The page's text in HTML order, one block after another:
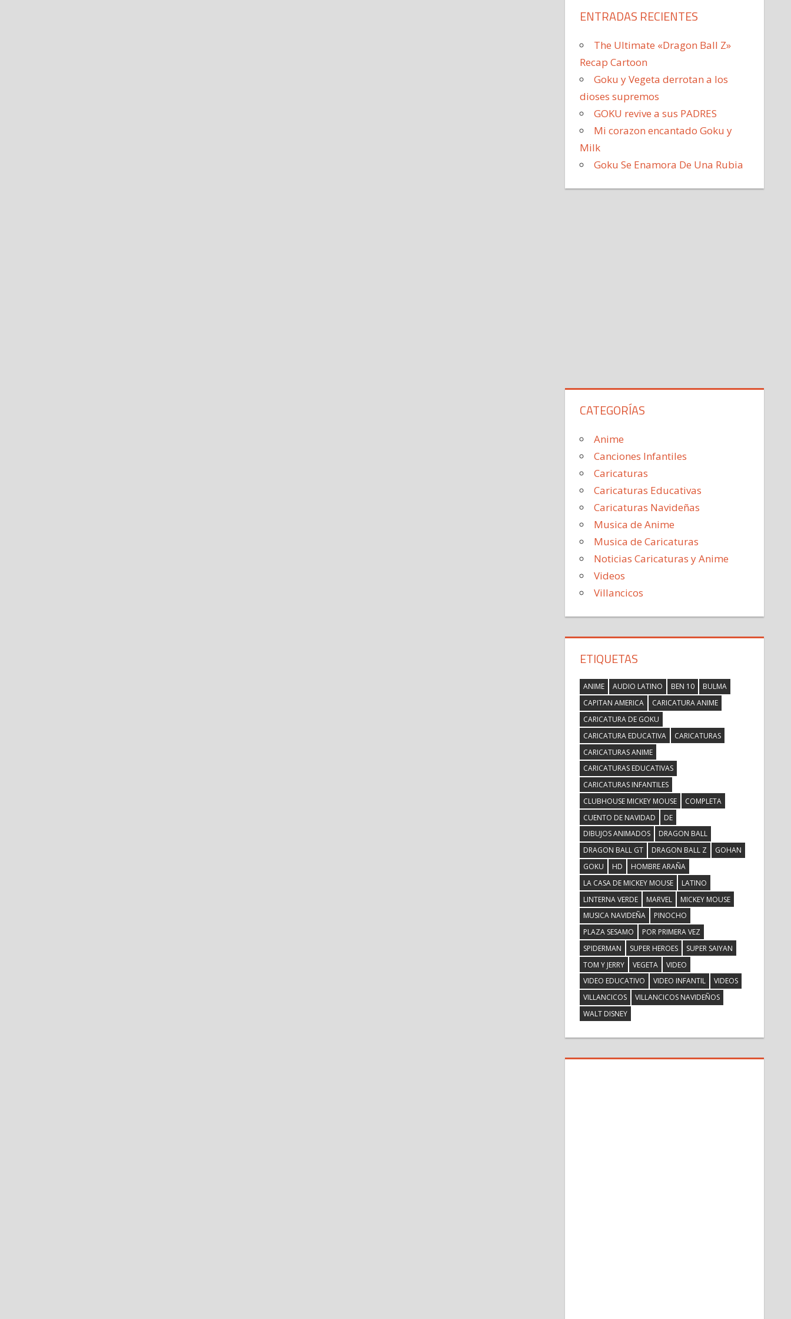
ENTRADAS RECIENTES
The Ultimate «Dragon Ball Z»
Recap Cartoon
Goku y Vegeta derrotan a los
dioses supremos
GOKU revive a sus PADRES
Mi corazon encantado Goku y
Milk
Goku Se Enamora De Una Rubia
CATEGORÍAS
Anime
Canciones Infantiles
Caricaturas
Caricaturas Educativas
Caricaturas Navideñas
Musica de Anime
Musica de Caricaturas
Noticias Caricaturas y Anime
Videos
Villancicos
ETIQUETAS
ANIME AUDIO LATINO BEN 10
BULMA
CAPITAN AMERICA
CARICATURA ANIME
CARICATURA DE GOKU
CARICATURA EDUCATIVA
CARICATURAS
CARICATURAS ANIME
CARICATURAS EDUCATIVAS
CARICATURAS INFANTILES
CLUBHOUSE MICKEY MOUSE
COMPLETA
CUENTO DE NAVIDAD
DE
DIBUJOS ANIMADOS
DRAGON BALL
DRAGON BALL GT
DRAGON BALL Z
GOHAN
GOKU
HD
HOMBRE ARAÑA
LA CASA DE MICKEY MOUSE
LATINO
LINTERNA VERDE
MARVEL
MICKEY MOUSE
MUSICA NAVIDEÑA
PINOCHO
PLAZA SESAMO
POR PRIMERA VEZ
SPIDERMAN
SUPER HEROES
SUPER SAIYAN
TOM Y JERRY
VEGETA
VIDEO
VIDEO EDUCATIVO
VIDEO INFANTIL
VIDEOS
VILLANCICOS
VILLANCICOS NAVIDEÑOS
WALT DISNEY